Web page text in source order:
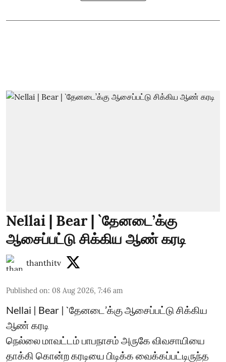
Nellai | Bear | `தேனடை’க்கு
ஆசைப்பட்டு சிக்கிய ஆண் கரடி
thanthitv
Published on: 08 Aug 2026, 7:46 am
Nellai | Bear | `தேனடை’க்கு ஆசைப்பட்டு சிக்கிய
ஆண் கரடி
நெல்லை மாவட்டம் பாபநாசம் அருகே விவசாயியை
தாக்கி கொன்ற கரடியை பிடிக்க வைக்கப்பட்டிருந்த